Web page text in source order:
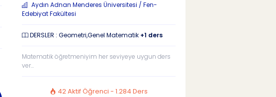
Aydın Adnan Menderes Üniversitesi / Fen-
Edebiyat Fakültesi
DERSLER : Geometri,Genel Matematik +1 ders
Matematik öğretmeniyim her seviyeye uygun ders
ver...
42 Aktif Öğrenci - 1.284 Ders